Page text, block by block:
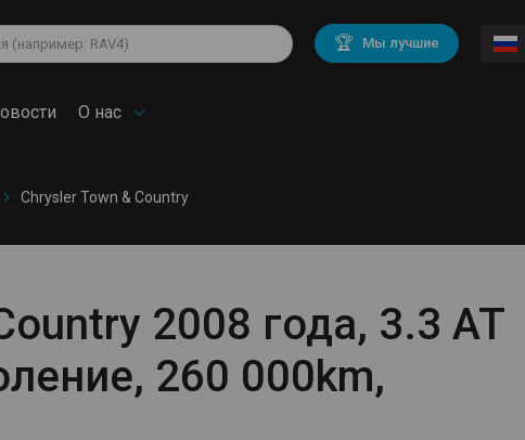
🏆 Мы лучшие
О нас
Volkswagen
Mitsubishi BMW
Audi
Chevrolet Volvo
Chrysler Town & Country
2008 года, 3.3 AT
260 000km,